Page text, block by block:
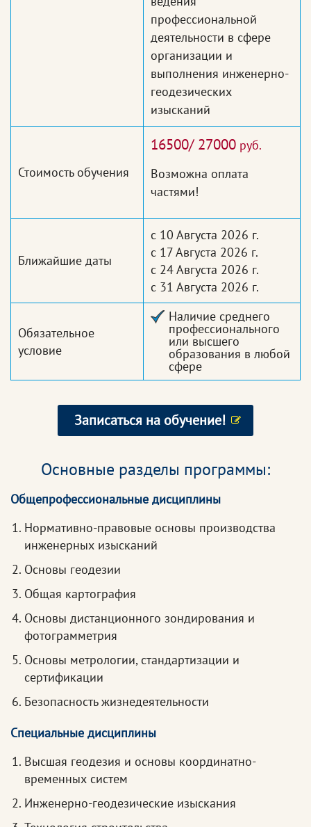
профессиональной
деятельности в сфере
организации и
выполнения инженерно-
геодезических
изысканий
Стоимость обучения
16500/ 27000 руб.
Возможна оплата
частями!
Ближайшие даты
с 10 Августа 2026 г.
с 17 Августа 2026 г.
с 24 Августа 2026 г.
с 31 Августа 2026 г.
Обязательное
условие
Наличие среднего
профессионального
или высшего
образования в любой
сфере
Записаться на обучение!
Основные разделы программы:
Общепрофессиональные дисциплины
Нормативно-правовые основы производства
инженерных изысканий
Основы геодезии
Общая картография
Основы дистанционного зондирования и
фотограмметрия
Основы метрологии, стандартизации и
сертификации
Безопасность жизнедеятельности
Специальные дисциплины
Высшая геодезия и основы координатно-
временных систем
Инженерно-геодезические изыскания